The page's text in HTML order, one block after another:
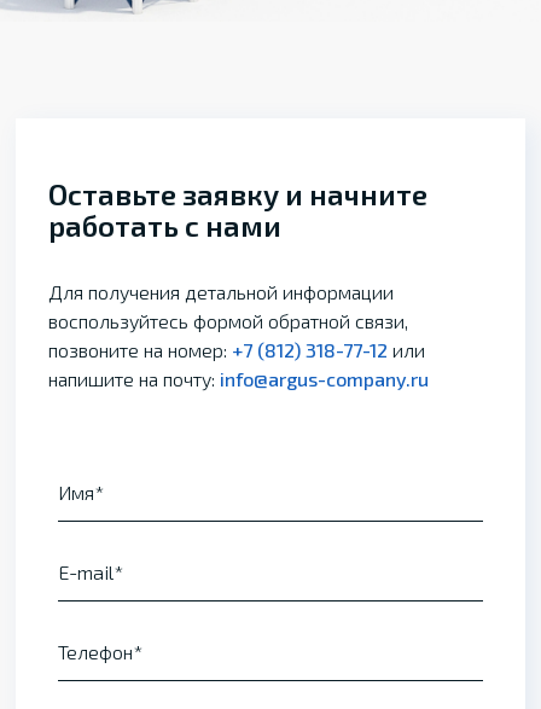
Оставьте заявку и начните
работать с нами
Для получения детальной информации
воспользуйтесь формой обратной связи,
позвоните на номер: +7 (812) 318-77-12 или
напишите на почту: info@argus-company.ru
Имя
E-mail
Телефон